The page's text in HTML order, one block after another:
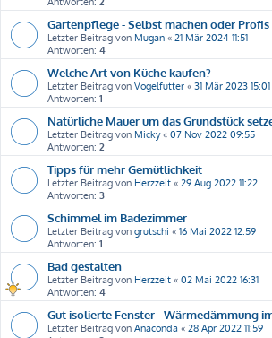
Gartenpflege - Selbst machen oder
Letzter Beitrag von Mugan « 21 Mär 2024 11:51
Antworten: 4
Welche Art von Küche kaufen?
Letzter Beitrag von Vogelfutter « 31 Mär 2023 15:01
Antworten: 1
Natürliche Mauer um das Grundstück
Letzter Beitrag von Micky« 07 Nov 2022 09:55
Antworten: 2
Tipps für mehr Gemütlichkeit
Letzter Beitrag von Herzzeit « 29 Aug 2022 11:22
Antworten: 3
Schimmel im Badezimmer
Letzter Beitrag von grutschi « 16 Mai 2022 12:59
Antworten: 1
Bad gestalten
Letzter Beitrag von Herzzeit « 02 Mai 2022 16:31
Antworten: 4
Gut isolierte Fenster - Wärmedämmung
Letzter Beitrag von Anaconda « 28 Apr 2022 11:59